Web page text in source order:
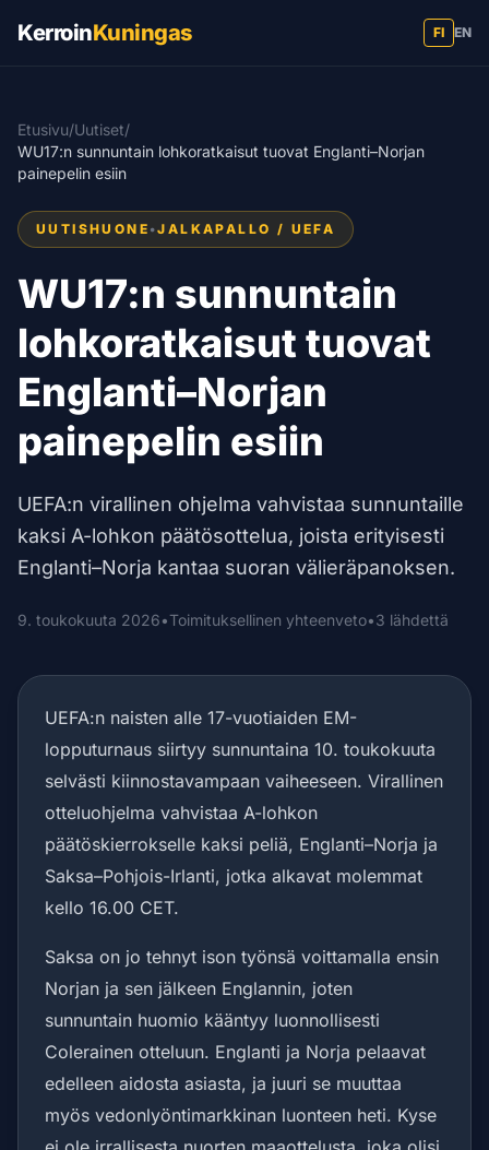
KerroinKuningas FI EN
Etusivu/Uutiset/
WU17:n sunnuntain lohkoratkaisut tuovat Englanti–Norjan
painepelin esiin
UUTISHUONE •JALKAPALLO / UEFA
WU17:n sunnuntain
lohkoratkaisut tuovat
Englanti–Norjan
painepelin esiin
UEFA:n virallinen ohjelma vahvistaa sunnuntaille
kaksi A-lohkon päätösottelua, joista erityisesti
Englanti–Norja kantaa suoran välieräpanoksen.
9. toukokuuta 2026•Toimituksellinen yhteenveto•3 lähdettä
UEFA:n naisten alle 17-vuotiaiden EM-
lopputurnaus siirtyy sunnuntaina 10. toukokuuta
selvästi kiinnostavampaan vaiheeseen. Virallinen
otteluohjelma vahvistaa A-lohkon
päätöskierrokselle kaksi peliä, Englanti–Norja ja
Saksa–Pohjois-Irlanti, jotka alkavat molemmat
kello 16.00 CET.
Saksa on jo tehnyt ison työnsä voittamalla ensin
Norjan ja sen jälkeen Englannin, joten
sunnuntain huomio kääntyy luonnollisesti
Colerainen otteluun. Englanti ja Norja pelaavat
edelleen aidosta asiasta, ja juuri se muuttaa
myös vedonlyöntimarkkinan luonteen heti. Kyse